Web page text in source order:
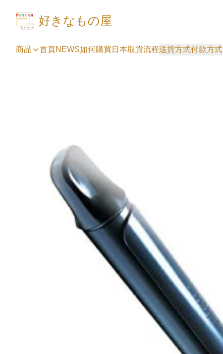
好きなもの屋
商品 首頁NEWS如何購買 日本取貨流程送貨方式付款方式